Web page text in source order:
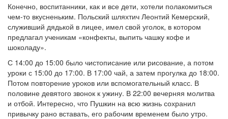
Конечно, воспитанники, как и все дети, хотели полакомиться
чем-то вкусненьким. Польский шляхтич Леонтий Кемерский,
служивший дядькой в лицее, имел свой уголок, в котором
предлагал ученикам «конфекты, выпить чашку кофе и
шоколаду».
С 14:00 до 15:00 было чистописание или рисование, а потом
уроки с 15:00 до 17:00. В 17:00 чай, а затем прогулка до 18:00.
Потом повторение уроков или вспомогательный класс. В
половине девятого звонок к ужину. В 22:00 вечерняя молитва
и отбой. Интересно, что Пушкин на всю жизнь сохранил
привычку рано вставать, его рабочим временем было утро.